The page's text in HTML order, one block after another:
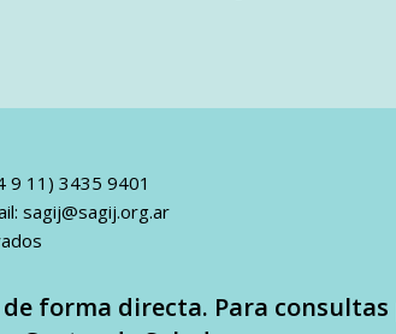
9 11) 3435 9401
sagij@sagij.org.ar
forma directa. Para